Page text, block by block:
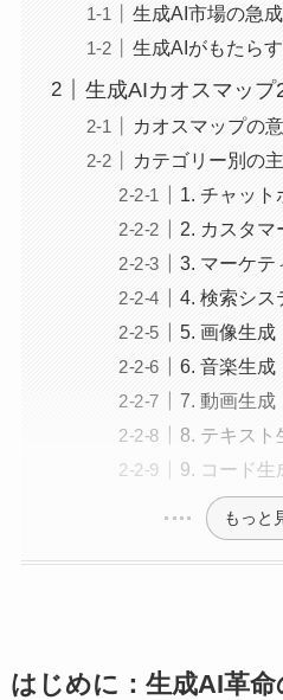
生成AI市場の急
生成AIがもたら
生成AIカオスマップ
カオスマップの
カテゴリー別の
1. チャット
2. カスタマ
3. マーケテ
4. 検索シス
5. 画像生成
6. 音楽生成
7. 動画生成
8. テキスト
9. コード生
もっと
はじめに：生成AI革命